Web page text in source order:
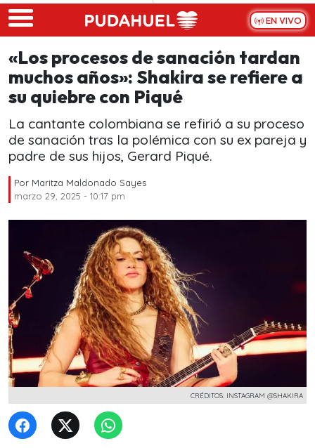
Skip to main content
EN VIVO
«Los procesos de sanación tardan
muchos años»: Shakira se refiere a
su quiebre con Piqué
La cantante colombiana se refirió a su proceso
de sanación tras la polémica con su ex pareja y
padre de sus hijos, Gerard Piqué.
Por Maritza Maldonado Sayes
marzo 29, 2025 - 10:17 pm
CRÉDITOS: INSTAGRAM @SHAKIRA